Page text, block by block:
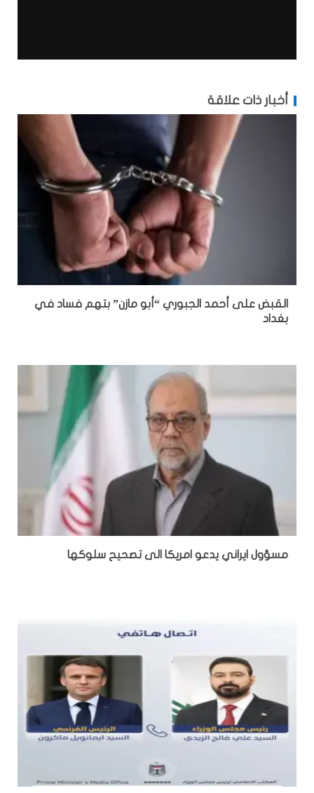
أخبار ذات علاقة
القبض على أحمد الجبوري “أبو مازن” بتهم فساد في
بغداد
مسؤول ايراني يدعو امريكا الى تصحيح سلوكها